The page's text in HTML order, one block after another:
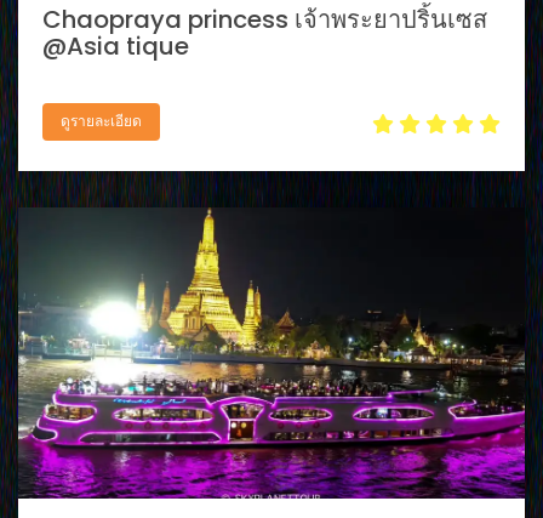
Chaopraya princess เจ้าพระยาปริ้นเซส
@Asia tique
ดูรายละเอียด